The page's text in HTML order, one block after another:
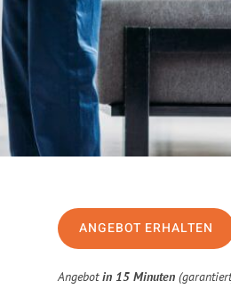
ANGEBOT ERHALTEN
Angebotin 15 Minuten